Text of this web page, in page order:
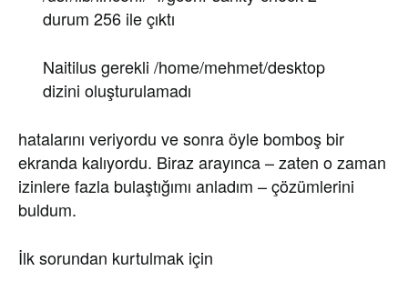
durum 256 ile çıktı
Naitilus gerekli /home/mehmet/desktop
dizini oluşturulamadı
hatalarını veriyordu ve sonra öyle bomboş bir
ekranda kalıyordu. Biraz arayınca – zaten o zaman
izinlere fazla bulaştığımı anladım – çözümlerini
buldum.
İlk sorundan kurtulmak için